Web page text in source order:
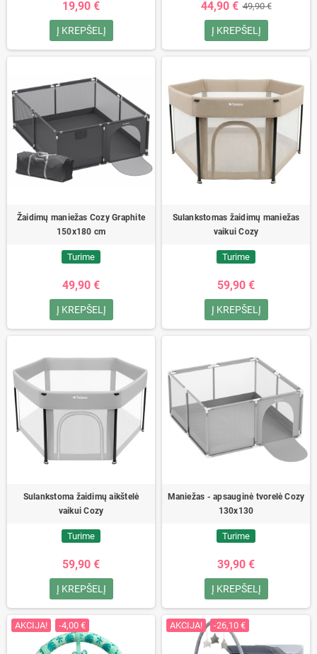
19,90 €
Į KREPŠELĮ
44,90 € 49,90 €
Į KREPŠELĮ
Žaidimų maniežas Cozy Graphite
150x180 cm
Turime
49,90 €
Į KREPŠELĮ
Sulankstomas žaidimų maniežas
vaikui Cozy
Turime
59,90 €
Į KREPŠELĮ
Sulankstoma žaidimų aikštelė
vaikui Cozy
Turime
59,90 €
Į KREPŠELĮ
Maniežas - apsauginė tvorelė Cozy
130x130
Turime
39,90 €
Į KREPŠELĮ
AKCIJA! -4,00 € AKCIJA! -26,10 €